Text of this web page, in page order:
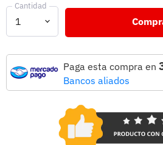
Cantidad
Paga esta compra en
Bancos aliados